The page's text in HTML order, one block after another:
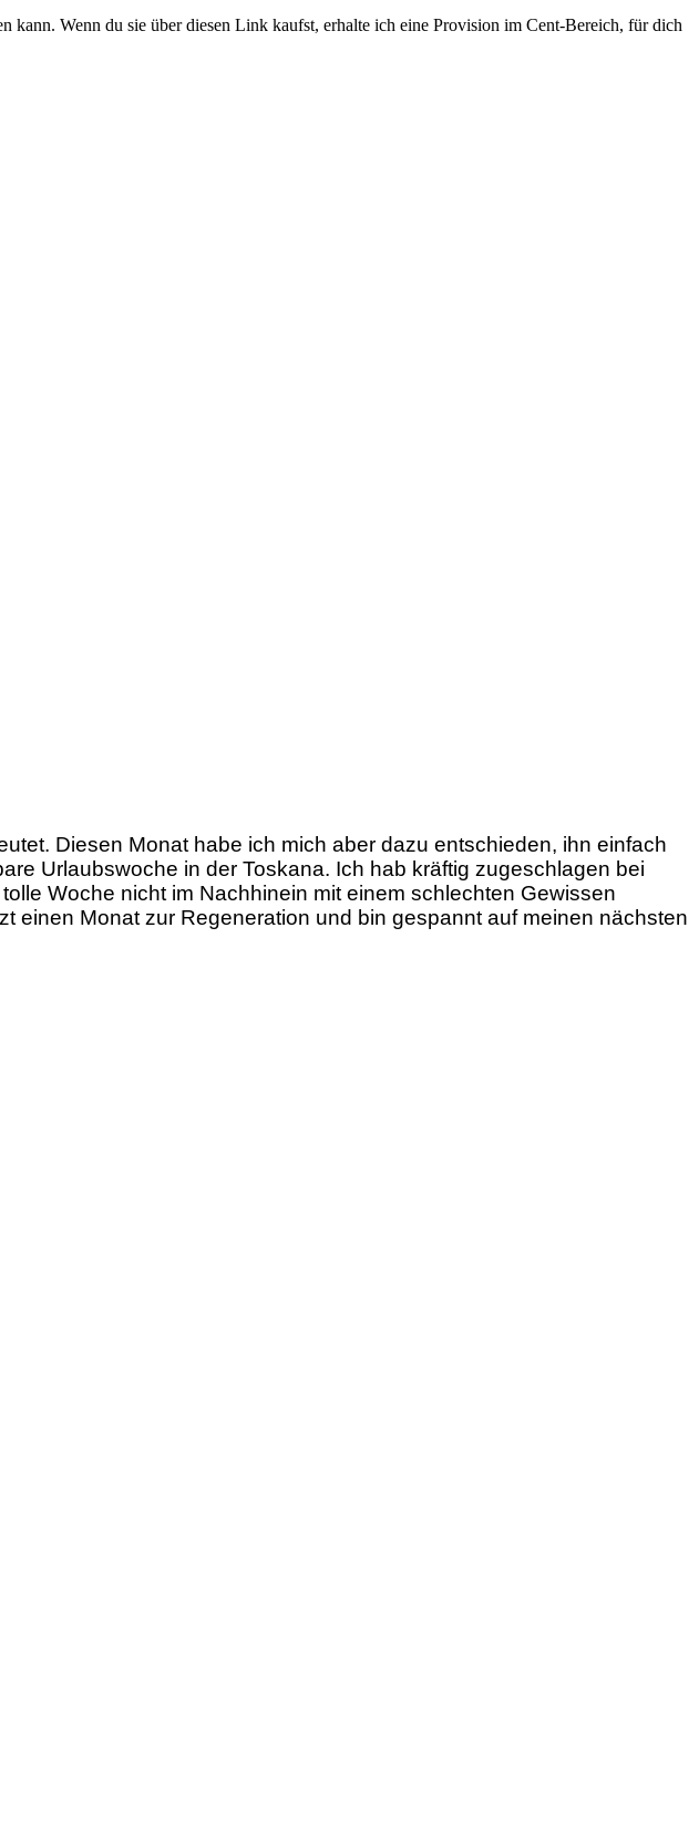
Wenn du sie über diesen Link kaufst, erhalte ich eine Provision im Cent-Bereich, für dich
Diesen Monat habe ich mich aber dazu entschieden, ihn einfach
Urlaubswoche in der Toskana. Ich hab kräftig zugeschlagen bei
Woche nicht im Nachhinein mit einem schlechten Gewissen
einen Monat zur Regeneration und bin gespannt auf meinen nächsten